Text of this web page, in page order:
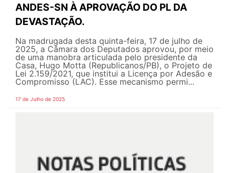
ANDES-SN À APROVAÇÃO DO PL DA
DEVASTAÇÃO.
Na madrugada desta quinta-feira, 17 de julho de
2025, a Câmara dos Deputados aprovou, por meio
de uma manobra articulada pelo presidente da
Casa, Hugo Motta (Republicanos/PB), o Projeto de
Lei 2.159/2021, que institui a Licença por Adesão e
Compromisso (LAC). Esse mecanismo permi...
17 de Julho de 2025